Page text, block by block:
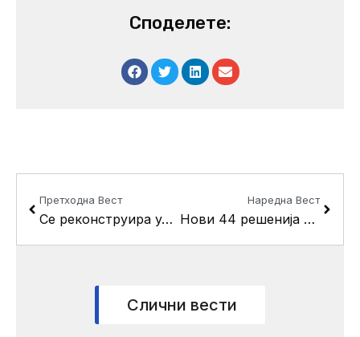
Споделете:
Претходна Вест
Се реконструира улицата “Речиште 2” во селото Драчево
Наредна Вест
Нови 44 решенија за легализација во Кисела Вода
Слични вести